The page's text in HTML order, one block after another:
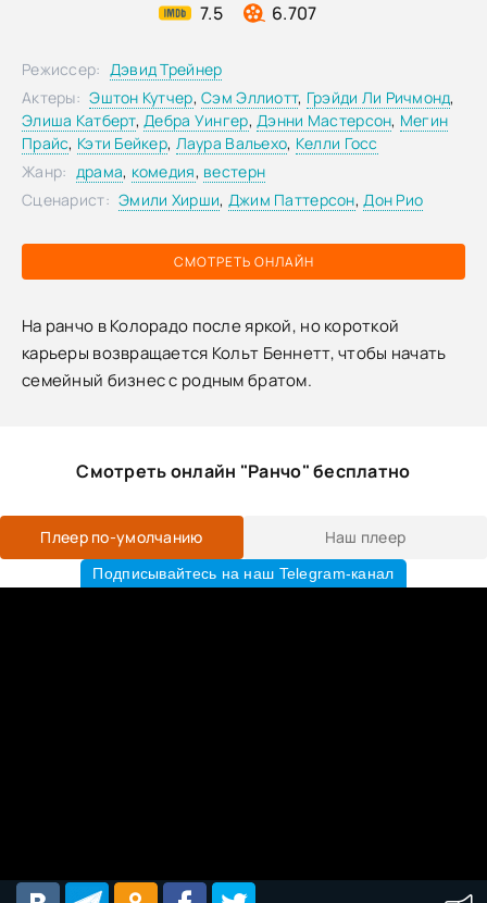
7.5 6.707
СМОТРЕТЬ ОНЛАЙН
Режиссер: Дэвид Трейнер
Актеры: Эштон Кутчер,Сэм Эллиотт, Грэйди Ли Ричмонд,
Элиша Катберт,Дебра Уингер,Дэнни Мастерсон, Мегин
Прайс, Кэти Бейкер, Лаура Вальехо, Келли Госс
Жанр: драма, комедия, вестерн
Сценарист: Эмили Хирши, Джим Паттерсон,Дон Рио
На ранчо в Колорадо после яркой, но короткой
карьеры возвращается Кольт Беннетт, чтобы начать
семейный бизнес с родным братом.
Смотреть онлайн "Ранчо" бесплатно
Плеер по-умолчанию Наш плеер
Подписывайтесь на наш Telegram-канал